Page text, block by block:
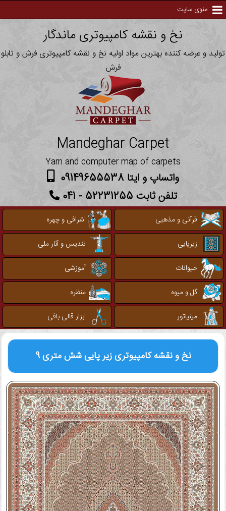
منوی سایت
نخ و نقشه کامپیوتری ماندگار
تولید و عرضه کننده بهترین مواد اولیه نخ و نقشه کامپیوتری فرش و تابلو
فرش
Mandeghar Carpet
Yarn and computer map of carpets
واتساپ و ایتا 09149655538
تلفن ثابت 52231255 - 041
قرآنی و مذهبی
اشرافی و چهره
زیرپایی
تندیس و آثار ملی
حیوانات
آموزشی
گل و میوه
منظره
مینیاتور
ابزار قالی بافی
نخ و نقشه کامپیوتریزیر پایی شش متری 9